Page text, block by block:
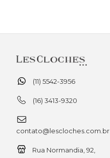
(11) 5542-3956
(16) 3413-9320
contato@lescloches.com.br
Rua Normandia, 92,